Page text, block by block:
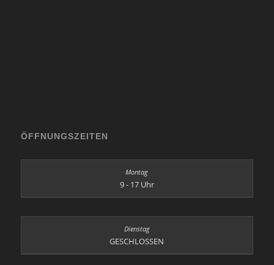
ÖFFNUNGSZEITEN
9 - 17 Uhr
GESCHLOSSEN